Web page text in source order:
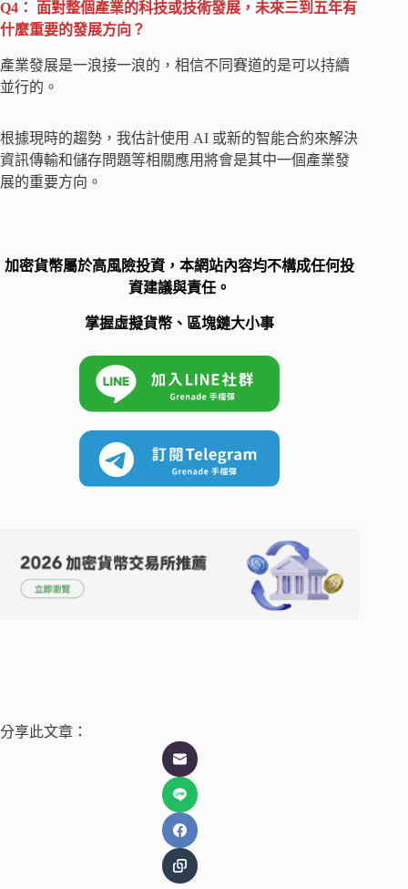
Q4： 面對整個產業的科技或技術發展，未來三到五年有
什麼重要的發展方向？
產業發展是一浪接一浪的，相信不同賽道的是可以持續
並行的。
根據現時的趨勢，我估計使用 AI 或新的智能合約來解決
資訊傳輸和儲存問題等相關應用將會是其中一個產業發
展的重要方向。
加密貨幣屬於高風險投資，本網站內容均不構成任何投
資建議與責任。
掌握虛擬貨幣、區塊鏈大小事
分享此文章：